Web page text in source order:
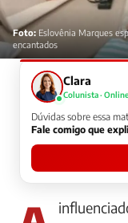
Foto: Eslovênia Marques
encantados
Clara
Colunista ·
Dúvidas sobre essa
Fale comigo que